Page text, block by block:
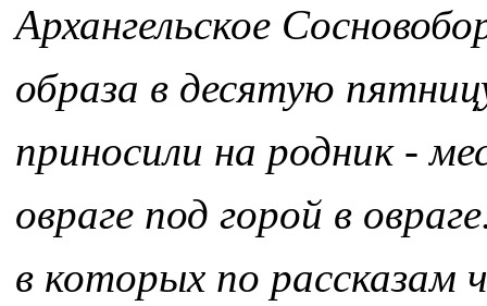
Архангельское
образа в десятую
приносили на родник -
овраге под горой в
в которых по рассказам